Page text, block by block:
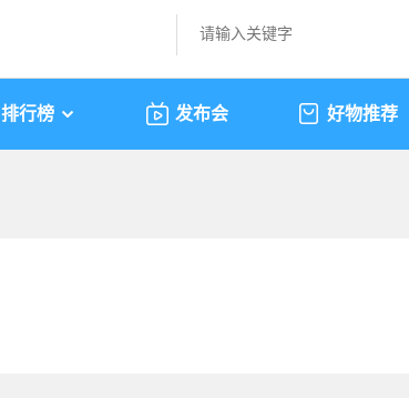
排行榜 发布会 好物推荐